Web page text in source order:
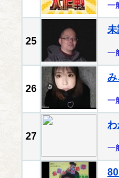
一
25
未
一
26
み
一
27
わ
一